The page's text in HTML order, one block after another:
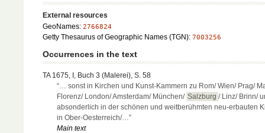
External resources
GeoNames: 2766824
Getty Thesaurus of Geographic Names (TGN): 7003256
Occurrences in the text
TA 1675, I, Buch 3 (Malerei), S. 58
“… sonst in Kirchen und Kunst-Kammern zu Rom/ Wien/ Prag/
Florenz/ London/ Amsterdam/ München/ Salzburg / Linz/ Brinn/
absonderlich in der schönen und weitberühmten neu-erbauten
in Ober-Oesterreich/…”
Main text